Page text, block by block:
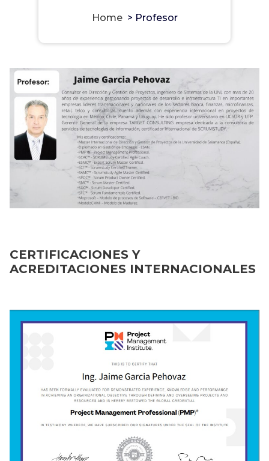
Home> Profesor
CERTIFICACIONES Y
ACREDITACIONES INTERNACIONALES